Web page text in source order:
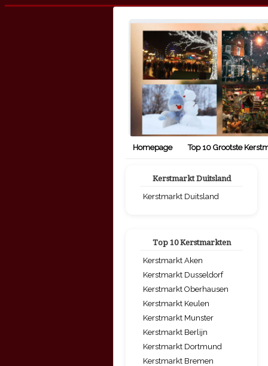
Homepage Top 10 Grootste
Kerstmarkt Duitsland
Kerstmarkt Duitsland
Top 10 Kerstmarkten
Kerstmarkt Aken
Kerstmarkt Dusseldorf
Kerstmarkt Oberhausen
Kerstmarkt Keulen
Kerstmarkt Munster
Kerstmarkt Berlijn
Kerstmarkt Dortmund
Kerstmarkt Bremen